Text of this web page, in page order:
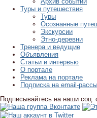
Туры и путешествия
Туры
Осознанные
Экскурсии
Этно-деревни
Тренера и ведущие
Объявления
Статьи и интервью
О портале
Реклама на портале
Подписка на email-
Подписывайтесь на наши соц.